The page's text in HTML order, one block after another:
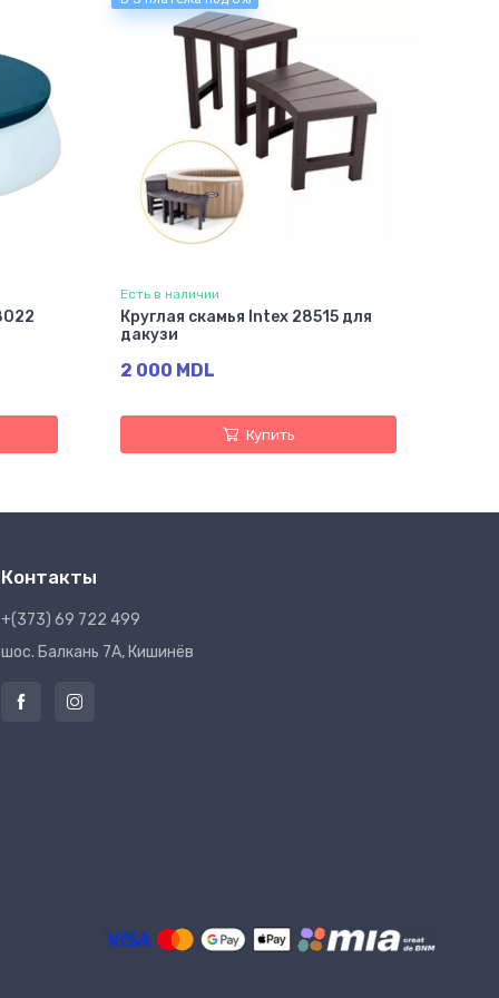
Есть в наличии
Круглая скамья Intex 28515 для
дакузи
2 000 MDL
Купить
Контакты
+(373) 69 722 499
шос. Балкань 7A, Кишинёв